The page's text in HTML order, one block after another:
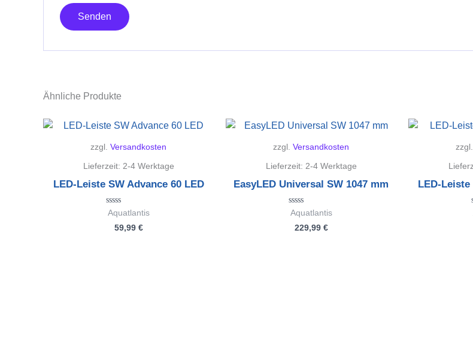
Ähnliche Produkte
zzgl. Versandkosten
Lieferzeit: 2-4 Werktage
LED-Leiste SW Advance 60 LED
Bewertet
mit
Aquatlantis
59,99 €
zzgl. Versandkosten
Lieferzeit: 2-4 Werktage
EasyLED Universal SW 1047 mm
Bewertet
mit
Aquatlantis
229,99 €
zzgl.
LED-